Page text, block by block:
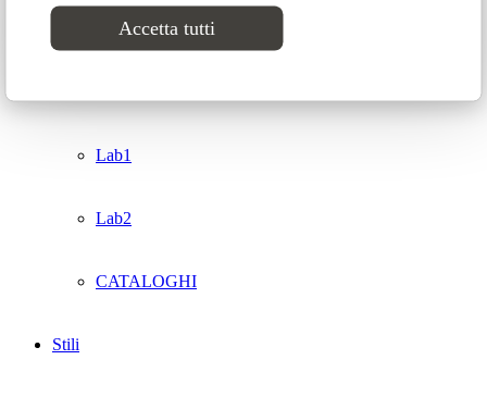
Accetta tutti
Sweet dreams
Lab1
Lab2
CATALOGHI
Stili